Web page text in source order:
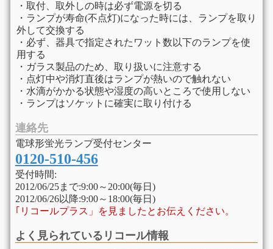
・取付、取外しの時は必ず電源を切る
・ランプが寿命(不点灯)になった時には、ランプを取り
外して交換する
・必ず、器具で指定されたワット数以下のランプを使
用する
・ガラス製品のため、取り扱いに注意する
・点灯中や消灯直後はランプが熱いので触れない
・水滴がかかる状態や湿度の高いところで使用しない
・ランプはソケットに確実に取り付ける
連絡先
電球形蛍光ランプ受付センター
0120-510-456
受付時間:
2012/06/25まで:9:00～20:00(毎日)
2012/06/26以降:9:00～18:00(毎日)
｢リコールプラス」を見ましたとお伝えください。
よく見られているリコール情報